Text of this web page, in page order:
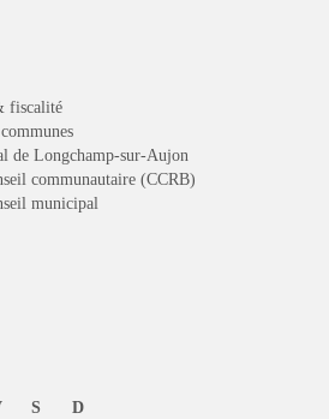
fiscalité
de Longchamp-sur-Aujon
communautaire (CCRB)
municipal
S D